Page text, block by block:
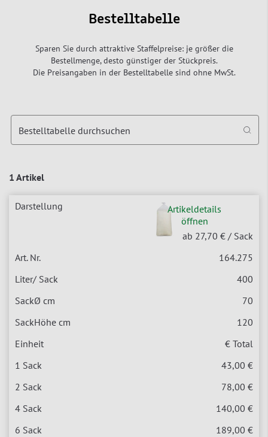
Bestelltabelle
Sparen Sie durch attraktive Staffelpreise: je größer die
Bestellmenge, desto günstiger der Stückpreis.
Die Preisangaben in der Bestelltabelle sind ohne MwSt.
1 Artikel
Bestelltabelle durchsuchen
Artikeldetails
öffnen
ab 27,70 € / Sack
164.275
400
70
120
€ Total
43,00 €
78,00 €
140,00 €
189,00 €